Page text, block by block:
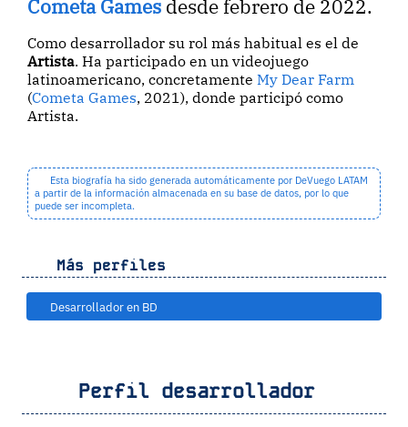
Cometa Games desde febrero de 2022.
Como desarrollador su rol más habitual es el de
Artista. Ha participado en un videojuego
latinoamericano, concretamenteMy Dear Farm
(Cometa Games, 2021), donde participó como
Artista.
Esta biografía ha sido generada automáticamente por DeVuego LATAM
a partir de la información almacenada en su base de datos, por lo que
puede ser incompleta.
Más perfiles
Desarrollador en BD
Perfil desarrollador